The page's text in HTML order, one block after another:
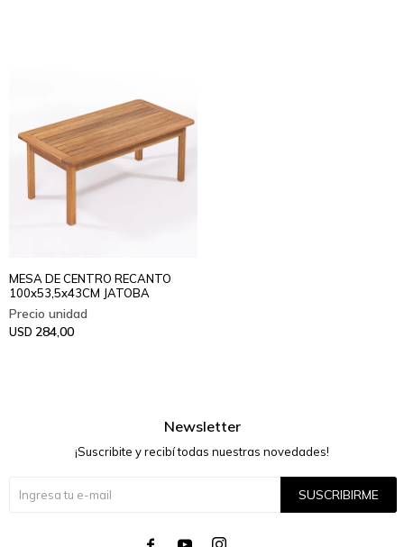
MESA DE CENTRO RECANTO
100x53,5x43CM JATOBA
USD 284,00
Newsletter
¡Suscribite y recibí todas nuestras novedades!
SUSCRIBIRME
  